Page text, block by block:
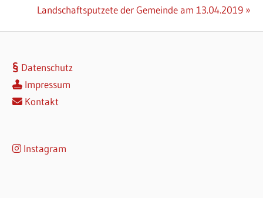
Nächster
Landschaftsputzete der Gemeinde am 13.04.2019
Datenschutz
Impressum
Kontakt
Instagram